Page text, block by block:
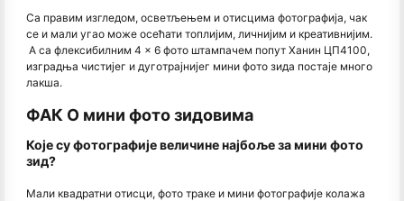
Са правим изгледом, осветљењем и отисцима фотографија, чак
се и мали угао може осећати топлијим, личнијим и креативнијим.
А са флексибилним 4 × 6 фото штампачем попут Ханин ЦП4100,
изградња чистијег и дуготрајнијег мини фото зида постаје много
лакша.
ФАК О мини фото зидовима
Које су фотографије величине најбоље за мини фото
зид?
Мали квадратни отисци, фото траке и мини фотографије колажа